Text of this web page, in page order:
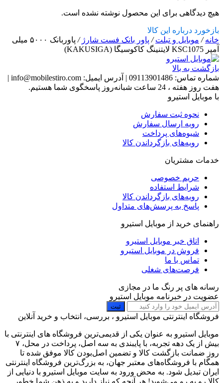
هیچ دیدگاهی برای این محصول نوشته نشده است.
بازخورد درباره این کالا
خانه/ موبایل و تبلت/ پاور بانک فست شارژ /
پاوربانک ۵۰۰۰ میلی
آمپر KSC1075 لایتنینگ کاکوسیگا (KAKUSIGA)
بازگشت به بالا
شماره تماس: 09113901486
| آدرس ایمیل: info@mobilestiro.com
|
هفت روز هفته ، 24 ساعت شبانه‌روز پاسخگوی شما هستیم.
با موبایل استیرو
نحوه ثبت سفارش
رویه ارسال سفارش
شیوه‌های پرداخت
رویه‌های بازگرداندن کالا
خدمات مشتریان
حریم خصوصی
شرایط استفاده
رویه‌های بازگرداندن کالا
پاسخ به پرسش‌های متداول
راهنمای خرید از موبایل استیرو
اتاق خبر موبایل استیرو
فروش در موبایل استیرو
تماس با ما
فرصت‌های شغلی
رسانه های پر رنگ ما در مجازی
عضویت در خبرنامه موبایل استیرو
ثبت
فروشگاه اینترنتی موبایل استیرو ، بررسی، انتخاب و خرید آنلاین
موبایل استیرو به عنوان یکی از قدیمی‌ترین فروشگاه های اینترنتی با
بیش از یک دهه تجربه، با پایبندی به سه اصل، پرداخت در محل، ۷
روز ضمانت بازگشت کالا و تضمین اصل‌بودن کالا موفق شده تا
همگام با فروشگاه‌های معتبر جهان، به بزرگ‌ترین فروشگاه اینترنتی
ایران تبدیل شود. به محض ورود به سایت موبایل استیرو با دنیایی از
کالا رو به رو می‌شوید! هر آنچه که نیاز دارید و به ذهن شما خطور